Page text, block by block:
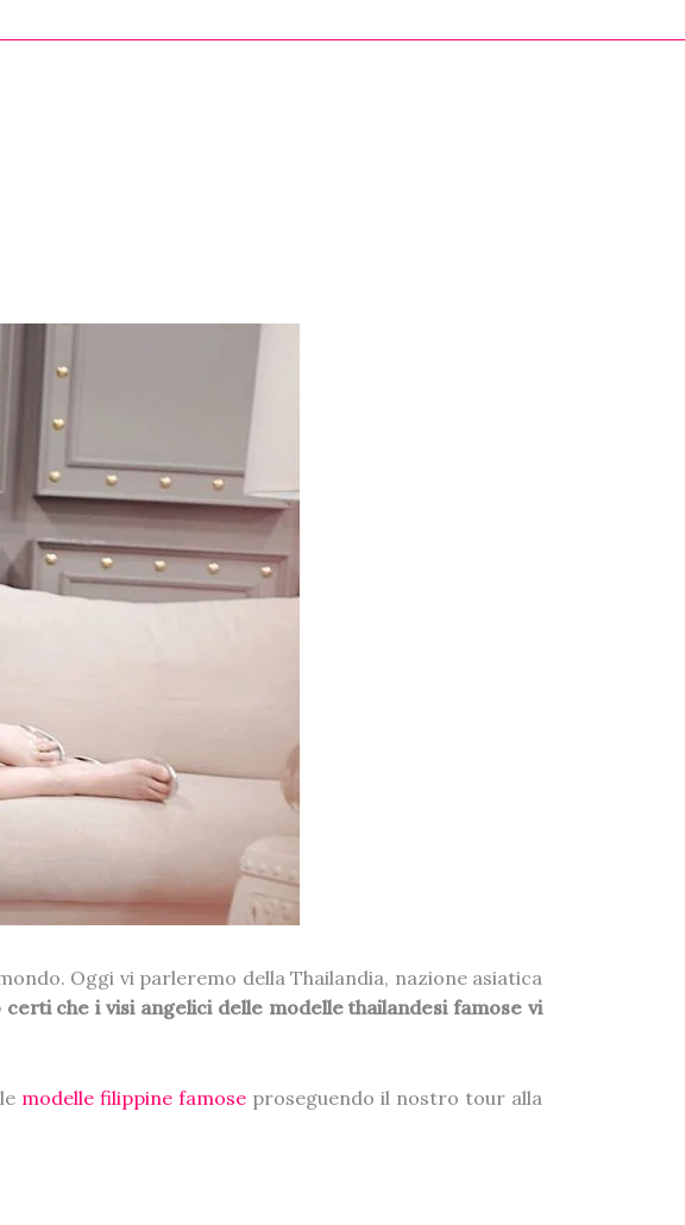
Oggi vi parleremo della Thailandia, nazione asiatica
certi che i visi angelici delle modelle thailandesi famose vi
modelle filippine famoseproseguendo il nostro tour alla